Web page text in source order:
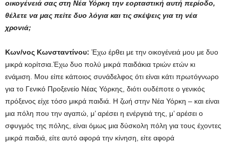
οικογένειά σας στη Νέα Υόρκη την εορταστική αυτή περίοδο,
θέλετε να μας πείτε δυο λόγια και τις σκέψεις για τη νέα
χρονιά;
Κων/νος Κωνσταντίνου: Έχω έρθει με την οικογένειά μου με δυο
μικρά κορίτσια.Έχω δυο πολύ μικρά παιδάκια τριών ετών κι
ενάμιση. Μου είπε κάποιος συνάδελφος ότι είναι κάτι πρωτόγνωρο
για το Γενικό Προξενείο Νέας Υόρκης, διότι ουδέποτε ο γενικός
πρόξενος είχε τόσο μικρά παιδιά. Η ζωή στην Νέα Υόρκη – και είναι
μια πόλη που την αγαπώ, μ’ αρέσει η ενέργειά της, μ’ αρέσει ο
σφυγμός της πόλης, είναι όμως μια δύσκολη πόλη για τους έχοντες
μικρά παιδιά, είτε αυτό αφορά την κίνηση, είτε αφορά